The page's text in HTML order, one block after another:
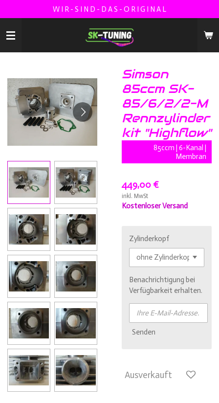
Hauptinhalt
springen
W I R - S I N D - D A S - O R I G I N A L
Simson
85ccm SK-
85/6/2/2-M
Rennzylinder
kit "Highflow"
85ccm | 6-Kanal |
Membran
449,00 €
inkl. MwSt
Kostenloser Versand
Zylinderkopf
Benachrichtigung bei
Verfügbarkeit erhalten.
Senden
Ausverkauft